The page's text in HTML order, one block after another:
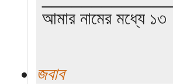
আমার নামের মধ্যে ১৩
জবাব